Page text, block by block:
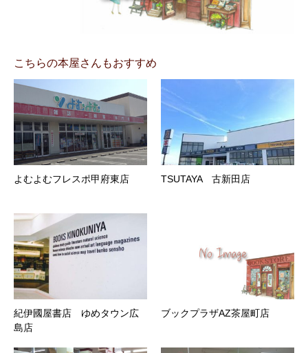
こちらの本屋さんもおすすめ
よむよむフレスポ甲府東店 TSUTAYA 古新田店
紀伊國屋書店 ゆめタウン広
島店
ブックプラザAZ茶屋町店